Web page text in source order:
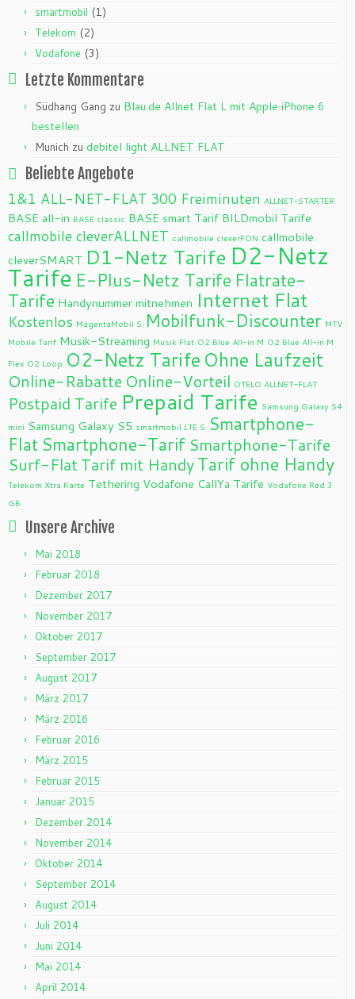
smartmobil (1)
Telekom (2)
Vodafone (3)
Letzte Kommentare
Südhang Gang zu Blau.de Allnet Flat L mit Apple iPhone 6
bestellen
Munich zu debitel light ALLNET FLAT
Beliebte Angebote
1&1 ALL-NET-FLAT 300 Freiminuten ALLNET-STARTER
BASE all-in BASE classic BASE smart Tarif BILDmobil Tarife
callmobile cleverALLNET callmobile cleverFON callmobile
cleverSMART D1-Netz Tarife D2-Netz
Tarife E-Plus-Netz Tarife Flatrate-
Tarife Handynummer mitnehmen Internet Flat
Kostenlos MagentaMobil S Mobilfunk-Discounter MTV
Mobile Tarif Musik-Streaming Musik Flat O2 Blue All-in M O2 Blue All-in M
Flex O2 Loop O2-Netz Tarife Ohne Laufzeit
Online-Rabatte Online-Vorteil OTELO ALLNET-FLAT
Postpaid Tarife Prepaid Tarife Samsung Galaxy S4
mini Samsung Galaxy S5 smartmobil LTE S Smartphone-
FlatSmartphone-Tarif Smartphone-Tarife
Surf-FlatTarif mit HandyTarif ohne Handy
Telekom Xtra Karte Tethering Vodafone CallYa Tarife Vodafone Red 3
GB
Unsere Archive
Mai 2018
Februar 2018
Dezember 2017
November 2017
Oktober 2017
September 2017
August 2017
März 2017
März 2016
Februar 2016
März 2015
Februar 2015
Januar 2015
Dezember 2014
November 2014
Oktober 2014
September 2014
August 2014
Juli 2014
Juni 2014
Mai 2014
April 2014